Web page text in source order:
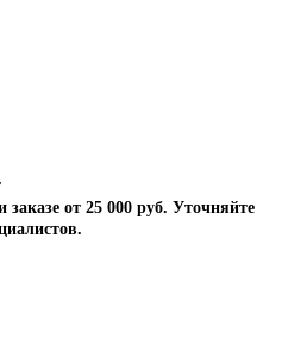
от 25 000 руб. Уточняйте